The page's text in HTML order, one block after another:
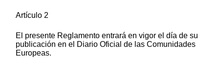
Artículo 2
El presente Reglamento entrará en vigor el día de su
publicación en el Diario Oficial de las Comunidades
Europeas.